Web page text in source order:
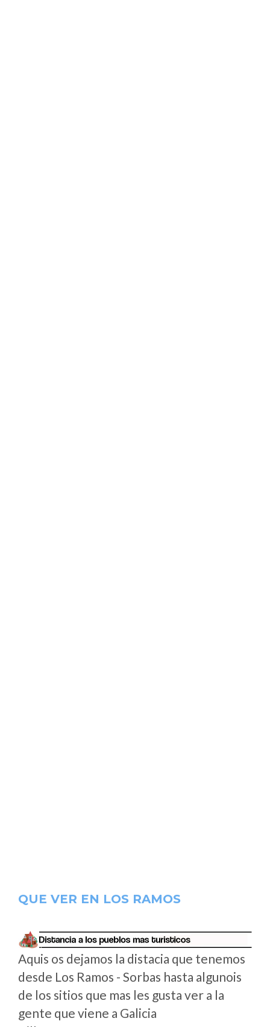
QUE VER EN LOS RAMOS
Aquis os dejamos la distacia que tenemos
desde Los Ramos - Sorbas hasta algunois
de los sitios que mas les gusta ver a la
gente que viene a Galicia